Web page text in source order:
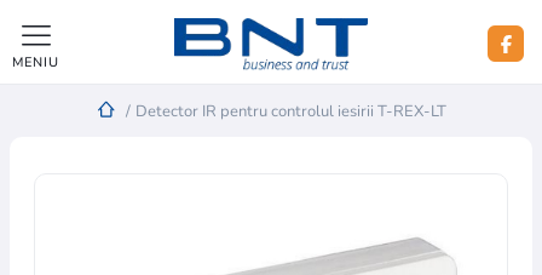
MENIU
/ Detector IR pentru controlul iesirii T-REX-LT